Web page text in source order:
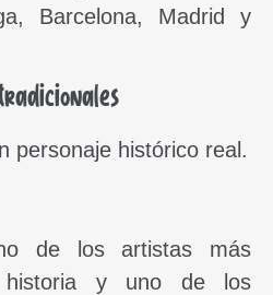
Barcelona, Madrid y
personaje histórico real.
de los artistas más
historia y uno de los